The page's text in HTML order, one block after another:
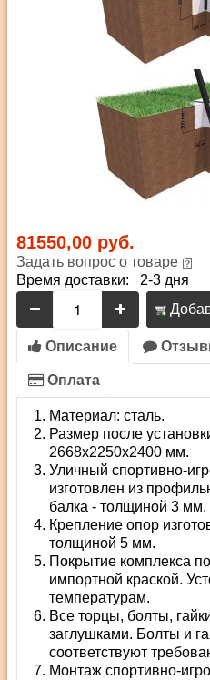
81550,00 руб.
Задать вопрос о товаре
Время доставки: 2-3 дня
Описание
Оплата
Материал: сталь.
Размер после
2668х2250х2400 мм.
Уличный спортивно-
изготовлен из
балка - толщиной 3
Крепление опор
толщиной 5 мм.
Покрытие комплекса
импортной краской.
температурам.
Все торцы, болты,
заглушками. Болты и
соответствуют
Монтаж спортивно-